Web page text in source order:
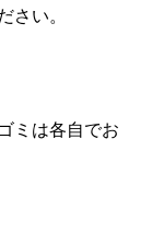
い。
ミは各自でお